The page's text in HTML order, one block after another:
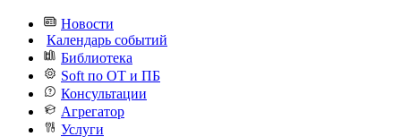
Новости
Календарь событий
Библиотека
Soft по ОТ и ПБ
Консультации
Агрегатор
Услуги